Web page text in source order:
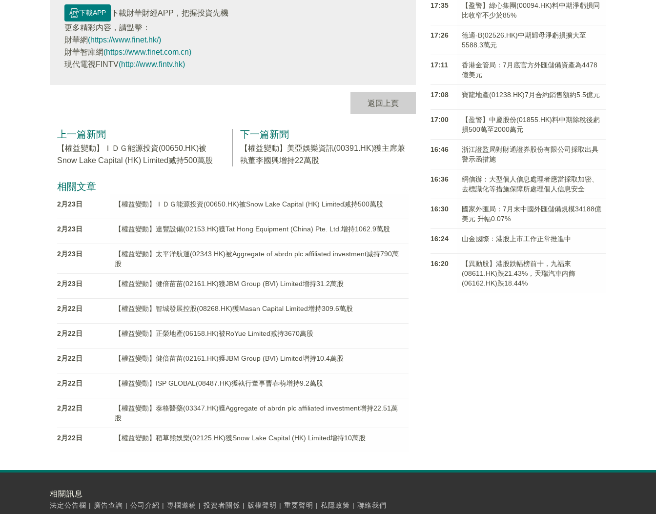
下載APP
下載財華財經APP，把握投資先機
更多精彩内容，請點擊：
財華網(https://www.finet.hk/)
財華智庫網(https://www.finet.com.cn)
現代電視FINTV(http://www.fintv.hk)
返回上頁
上一篇新聞
【權益變動】ＩＤＧ能源投資(00650.HK)被
Snow Lake Capital (HK) Limited减持500萬股
下一篇新聞
【權益變動】美亞娛樂資訊(00391.HK)獲主席兼
執董李國興增持22萬股
相關文章
2月23日 【權益變動】ＩＤＧ能源投資(00650.HK)被Snow Lake Capital (HK) Limited减持500萬股
2月23日 【權益變動】達豐設備(02153.HK)獲Tat Hong Equipment (China) Pte. Ltd.增持1062.9萬股
2月23日
【權益變動】太平洋航運(02343.HK)被Aggregate of abrdn plc affiliated investment减持790萬
股
2月23日 【權益變動】健倍苗苗(02161.HK)獲JBM Group (BVI) Limited增持31.2萬股
2月22日 【權益變動】智城發展控股(08268.HK)獲Masan Capital Limited增持309.6萬股
2月22日 【權益變動】正榮地產(06158.HK)被RoYue Limited减持3670萬股
2月22日 【權益變動】健倍苗苗(02161.HK)獲JBM Group (BVI) Limited增持10.4萬股
2月22日 【權益變動】ISP GLOBAL(08487.HK)獲執行董事曹春萌增持9.2萬股
2月22日
【權益變動】泰格醫藥(03347.HK)獲Aggregate of abrdn plc affiliated investment增持22.51萬
股
2月22日 【權益變動】稻草熊娛樂(02125.HK)獲Snow Lake Capital (HK) Limited增持10萬股
17:35
【盈警】綠心集團(00094.HK)料中期淨虧損同
比收窄不少於85%
17:26
德適-B(02526.HK)中期歸母淨虧損擴大至
5588.3萬元
17:11
香港金管局：7月底官方外匯儲備資產為4478
億美元
17:08 寶龍地產(01238.HK)7月合約銷售額約5.5億元
17:00
【盈警】中慶股份(01855.HK)料中期除稅後虧
損500萬至2000萬元
16:46
浙江證監局對財通證券股份有限公司採取出具
警示函措施
16:36
網信辦：大型個人信息處理者應當採取加密、
去標識化等措施保障所處理個人信息安全
16:30
國家外匯局：7月末中國外匯儲備規模34188億
美元 升幅0.07%
16:24 山金國際：港股上市工作正常推進中
16:20
【異動股】港股跌幅榜前十，九福來
(08611.HK)跌21.43%，天瑞汽車内飾
(06162.HK)跌18.44%
相關訊息
法定公告欄 | 廣告查詢 | 公司介紹 | 專欄邀稿 | 投資者關係 | 版權聲明 | 重要聲明 | 私隱政策 | 聯絡我們